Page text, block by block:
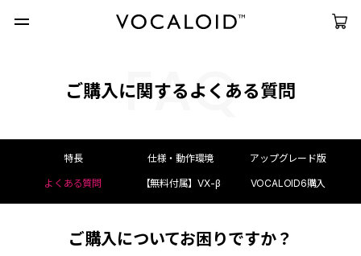
FAQ
ご購入に関するよくある質問
特長 仕様・動作環境 アップグレード版
よくある質問 【無料付属】VX-β VOCALOID6購入
ご購入についてお困りですか？